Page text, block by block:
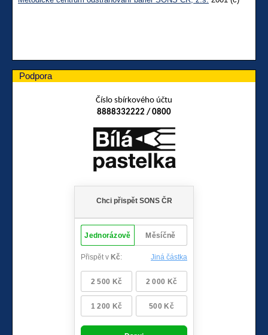
Podpora
Číslo sbírkového účtu
8888332222 / 0800